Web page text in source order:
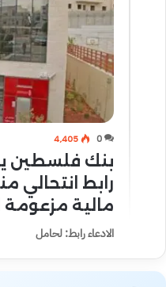
0 4٬405
بنك فلسطين
رابط انتحالي
مالية مزعومة
الادعاء رابط: لحامل